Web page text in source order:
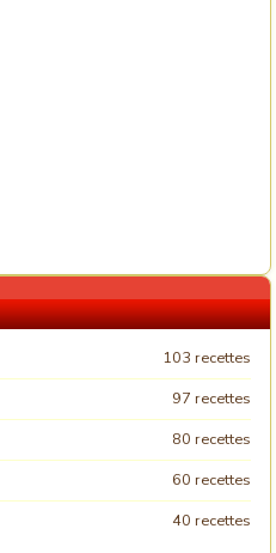
103 recettes
97 recettes
80 recettes
60 recettes
40 recettes